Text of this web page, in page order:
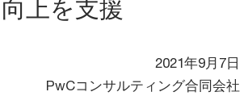
上を支援
2021年9月7日
PwCコンサルティング合同会社